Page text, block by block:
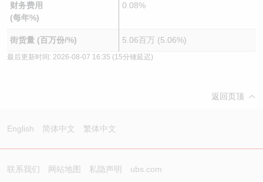
财务费用
(每年%)
0.08%
街货量 (百万份/%) 5.06百万 (5.06%)
最后更新时间: 2026-08-07 16:35 (15分锺延迟)
返回页顶
English 简体中文 繁体中文
联系我们 网站地图 私隐声明 ubs.com